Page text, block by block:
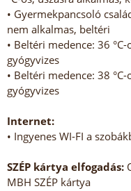
• Gyermekpancsoló
nem alkalmas, beltéri
• Beltéri medence: 36
gyógyvizes
• Beltéri medence: 38
gyógyvizes
Internet:
• Ingyenes WI-FI a
SZÉP kártya elfogadás:
MBH SZÉP kártya